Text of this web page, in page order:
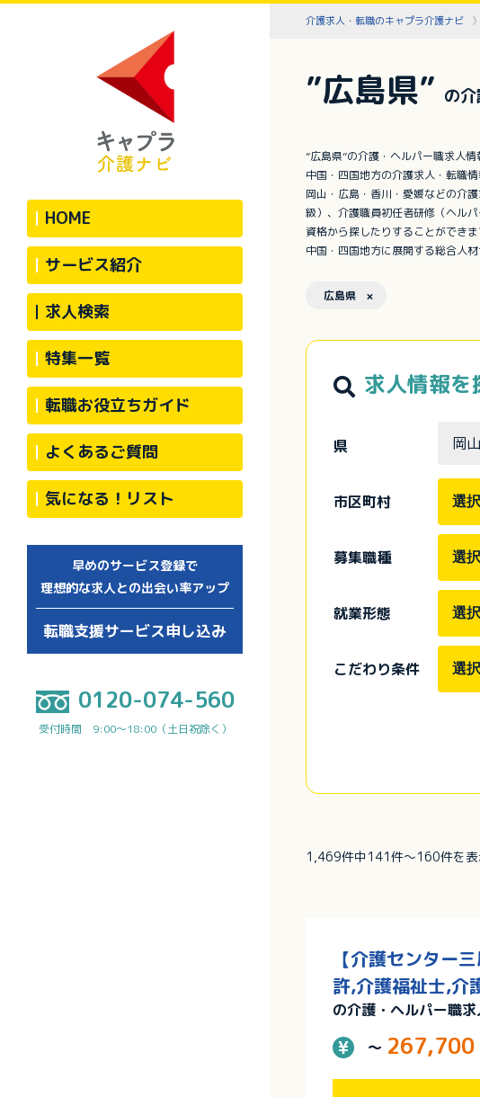
HOME
サービス紹介
求人検索
特集一覧
転職お役立ちガイド
よくあるご質問
気になる！リスト
早めのサービス登録で
理想的な求人との出会い率アップ
転職支援サービス申し込み
0120-074-560
受付時間 9:00～18:00（土日祝除く）
介護求人・転職のキャプラ介護ナビ
”広島県” の
”広島県”の介護・ヘルパー職求人情
中国・四国地方の介護求人・転職
岡山・広島・香川・愛媛などの介
級）、介護職員初任者研修（ヘル
資格から探したりすることができま
中国・四国地方に展開する総合人
広島県 ×
求人情報を
県 岡
市区町村 選択
募集職種 選択
就業形態 選択
こだわり条件 選択
1,469件中141件～160件を表
【介護センター
許,介護福祉士,介
の介護・ヘルパー職
～ 267,700